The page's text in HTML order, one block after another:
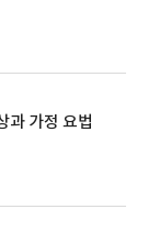
과 가정 요법